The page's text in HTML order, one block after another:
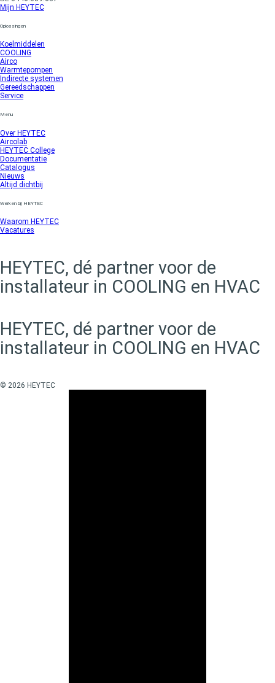
Mijn HEYTEC
Oplossingen
Koelmiddelen
COOLING
Airco
Warmtepompen
Indirecte systemen
Gereedschappen
Service
Menu
Over HEYTEC
Aircolab
HEYTEC College
Documentatie
Catalogus
Nieuws
Altijd dichtbij
Werken bij HEYTEC
Waarom HEYTEC
Vacatures
HEYTEC, dé partner voor de
installateur in COOLING en HVAC
HEYTEC, dé partner voor de
installateur in COOLING en HVAC
© 2026 HEYTEC